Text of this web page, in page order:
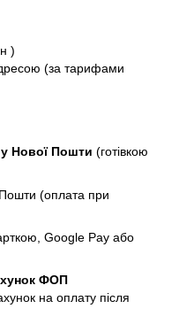
)
(за тарифами
Нової Пошти (готівкою
Пошти (оплата при
Google Pay або
ФОП
на оплату після